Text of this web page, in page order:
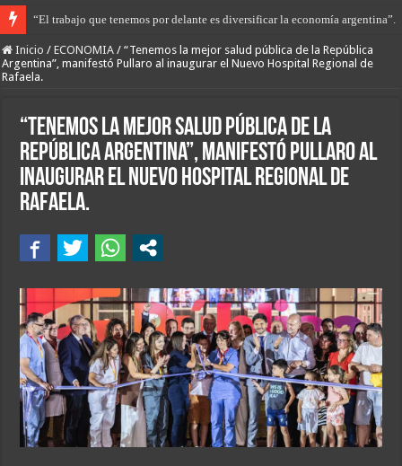
Libertad con restricciones para Gerardo Sequeira que apuñaló a Maca
Inicio / ECONOMIA / “Tenemos la mejor salud pública de la República
Argentina”, manifestó Pullaro al inaugurar el Nuevo Hospital Regional de
Rafaela.
“Tenemos la mejor salud pública de la
República Argentina”, manifestó Pullaro al
inaugurar el Nuevo Hospital Regional de
Rafaela.